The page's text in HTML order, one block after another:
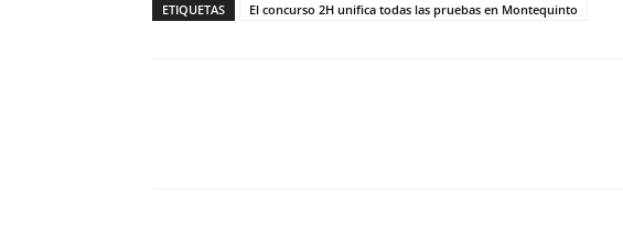
ETIQUETAS El concurso 2H unifica todas las pruebas en Montequinto